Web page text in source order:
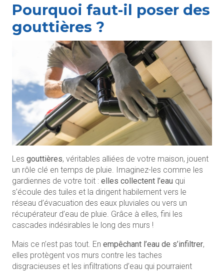
Pourquoi faut-il poser des
gouttières ?
Les gouttières, véritables alliées de votre maison, jouent
un rôle clé en temps de pluie. Imaginez-les comme les
gardiennes de votre toit : elles collectent l’eau qui
s’écoule des tuiles et la dirigent habilement vers le
réseau d’évacuation des eaux pluviales ou vers un
récupérateur d’eau de pluie. Grâce à elles, fini les
cascades indésirables le long des murs !
Mais ce n’est pas tout. En empêchant l’eau de s’infiltrer,
elles protègent vos murs contre les taches
disgracieuses et les infiltrations d’eau qui pourraient